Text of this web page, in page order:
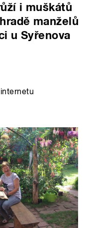
i muškátů
manželů
u Syřenova